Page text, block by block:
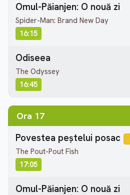
Omul-Păianjen: O nouă zi
Spider-Man: Brand New Day
16:15
Odiseea
The Odyssey
16:45
Ora 17
Povestea peștelui posac
The Pout-Pout Fish
17:05
Omul-Păianjen: O nouă zi